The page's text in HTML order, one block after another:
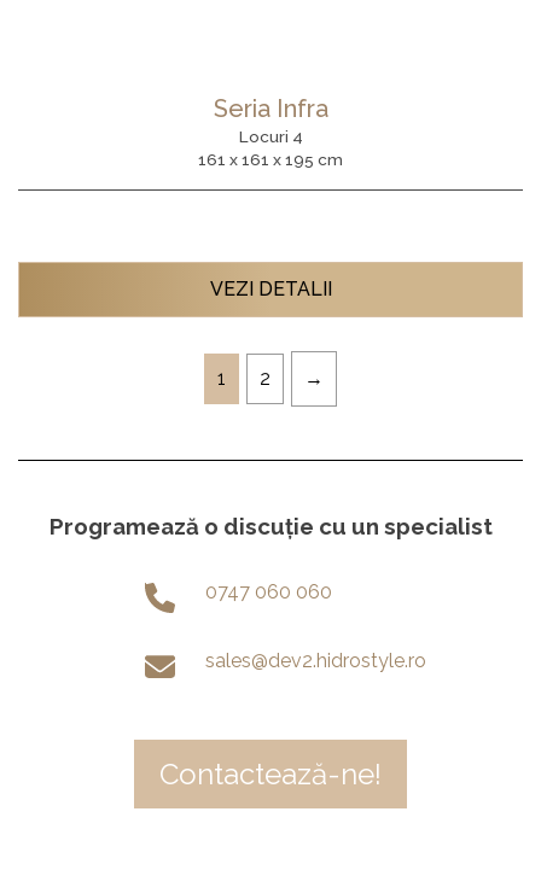
Seria Infra
Locuri 4
161 x 161 x 195 cm
VEZI DETALII
1 2
Programează o discuție cu un specialist
0747 060 060
sales@dev2.hidrostyle.ro
Contactează-ne!